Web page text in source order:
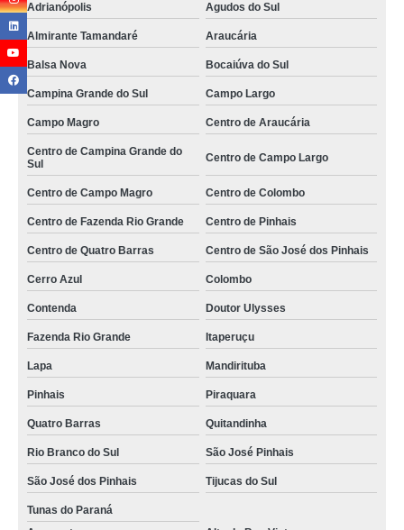
empresa especializada em terceirização de movimentação de carga com
empilhadeira Chácara Santo Antônio
empresa especializada em terceirização de movimentação de cargas
perigosas Doutor Ulysses
terceirização de movimentação de carga com empilhadeira empresa Centro
de São José dos Pinhais
onde tem terceirização de movimentação de carga perigosa Centro de
Colombo
terceirização de movimentação de carga com guindaste empresa Taubaté
onde tem terceirização de movimentação de produtos perigosos Biritiba
Mirim
terceirização de movimentação de carga manual empresa Centro de São
José dos Pinhais
terceirização de movimentação de produtos perigosos Jarinu
terceirização de movimentação de cargas suspensas empresa Embu das
Artes
terceirização de movimentação de carga manual Centro de Campo Largo
terceirização de movimentação de carga empresa Colombo
Adrianópolis
Agudos do Sul
Almirante Tamandaré Araucária
Balsa Nova Bocaiúva do Sul
Campina Grande do Sul Campo Largo
Campo Magro Centro de Araucária
Centro de Campina Grande do
Sul
Centro de Campo Largo
Centro de Campo Magro Centro de Colombo
Centro de Fazenda Rio Grande Centro de Pinhais
Centro de Quatro Barras Centro de São José dos Pinhais
Cerro Azul Colombo
Contenda Doutor Ulysses
Fazenda Rio Grande Itaperuçu
Lapa Mandirituba
Pinhais Piraquara
Quatro Barras Quitandinha
Rio Branco do Sul São José Pinhais
São José dos Pinhais Tijucas do Sul
Tunas do Paraná